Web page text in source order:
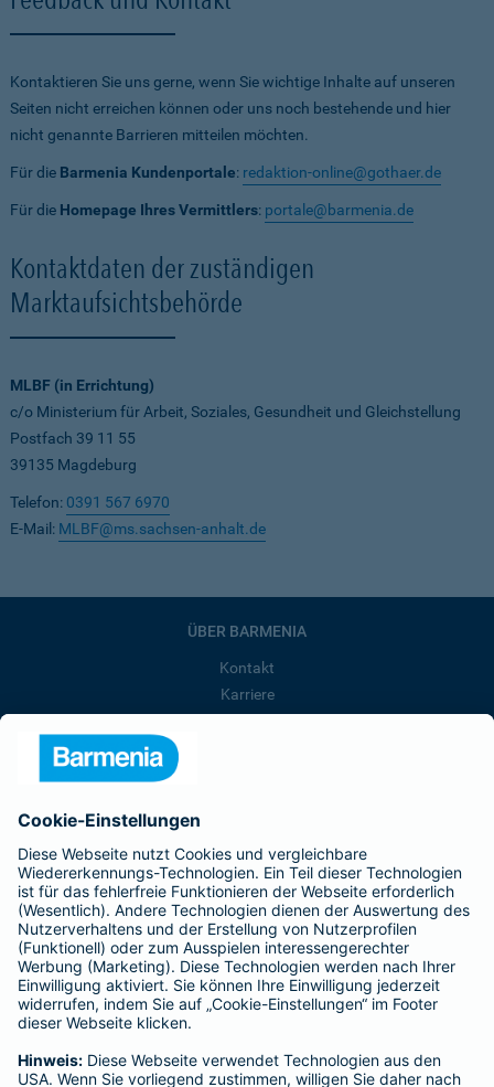
Kontaktieren Sie uns gerne, wenn Sie wichtige Inhalte auf unseren
Seiten nicht erreichen können oder uns noch bestehende und hier
nicht genannte Barrieren mitteilen möchten.
Für die Barmenia Kundenportale: redaktion-online@gothaer.de
Für die Homepage Ihres Vermittlers: portale@barmenia.de
Kontaktdaten der zuständigen
Marktaufsichtsbehörde
MLBF (in Errichtung)
c/o Ministerium für Arbeit, Soziales, Gesundheit und Gleichstellung
Postfach 39 11 55
39135 Magdeburg
Telefon: 0391 567 6970
E-Mail: MLBF@ms.sachsen-anhalt.de
ÜBER BARMENIA
Kontakt
Karriere
Presse
Barmenia ist Teil der BarmeniaGothaer
BELIEBTE SEITEN
Kranken-Zusatzversicherung
Tierversicherungen
Haftpflichtversicherung
Hausratversicherung
Adresse ändern